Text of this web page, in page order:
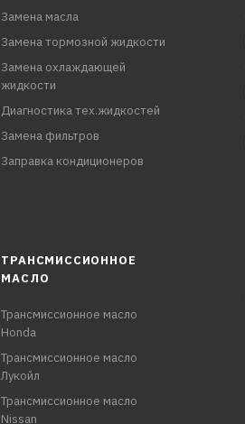
Замена масла
Замена тормозной жидкости
Замена охлаждающей
жидкости
Диагностика тех.жидкостей
Замена фильтров
Заправка кондиционеров
ТРАНСМИССИОННОЕ
МАСЛО
Трансмиссионное масло
Honda
Трансмиссионное масло
Лукойл
Трансмиссионное масло
Nissan